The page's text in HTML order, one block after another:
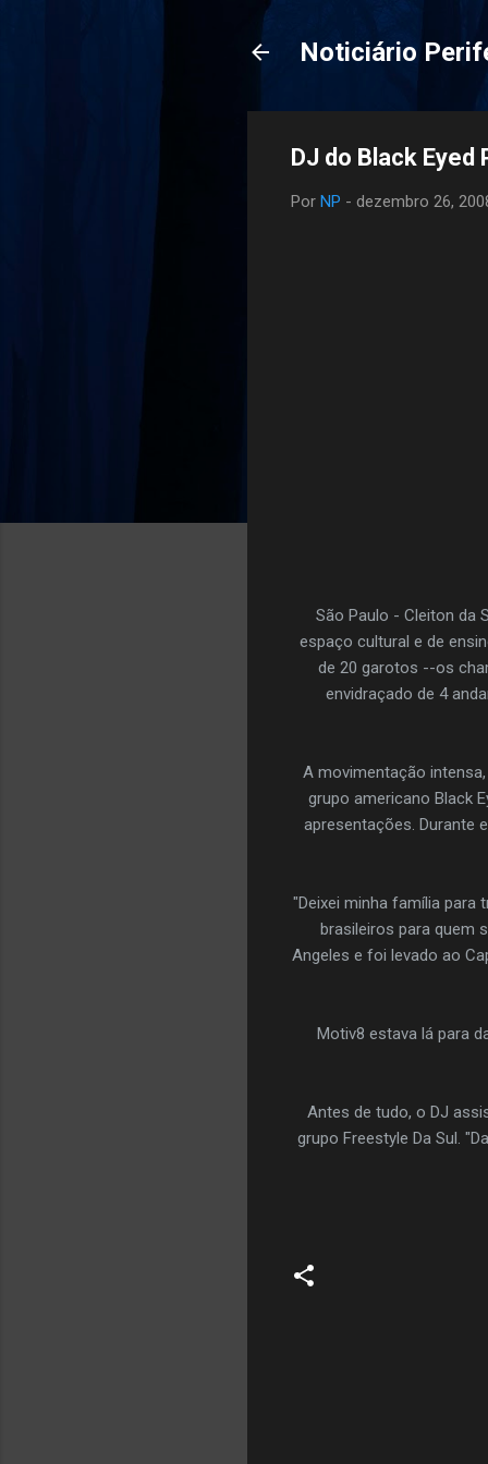
Noticiário
DJ do Black Eyed
Por NP - dezembro 26,
São Paulo - Cleiton da
espaço cultural e de
de 20 garotos --os
envidraçado de 4
A movimentação
grupo americano Black
apresentações. Durante
"Deixei minha família para
brasileiros para quem
Angeles e foi levado ao
Motiv8 estava lá para
Antes de tudo, o DJ
grupo Freestyle Da Sul.